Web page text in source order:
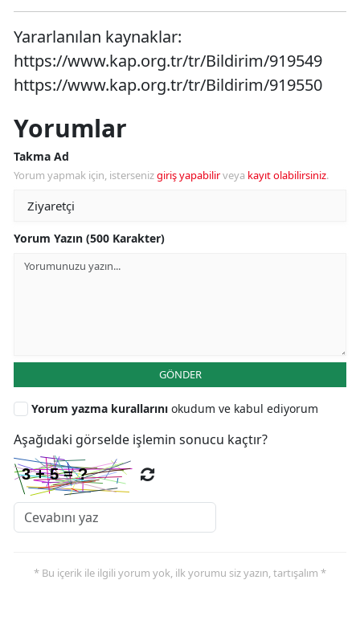
Yararlanılan kaynaklar:
https://www.kap.org.tr/tr/Bildirim/919549
https://www.kap.org.tr/tr/Bildirim/919550
Yorumlar
Takma Ad
Yorum yapmak için, istersenizgiriş yapabilirveya kayıt olabilirsiniz.
Yorum Yazın (500 Karakter)
GÖNDER
Yorum yazma kurallarını okudum ve kabul ediyorum
Aşağıdaki görselde işlemin sonucu kaçtır?
* Bu içerik ile ilgili yorum yok, ilk yorumu siz yazın, tartışalım *